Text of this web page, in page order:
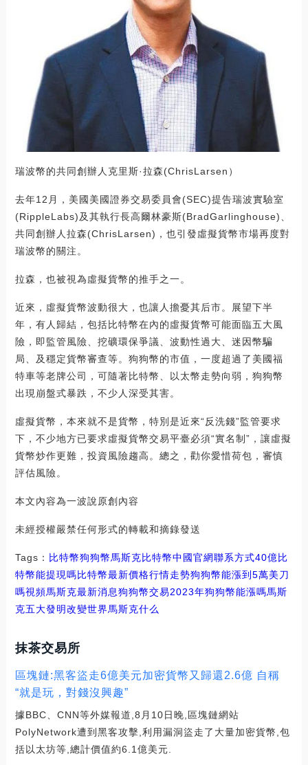
瑞波幣的共同創辦人克里斯·拉森(ChrisLarsen）
去年12月，美國美國證券交易委員會(SEC)提告瑞波實驗室
(RippleLabs)及其執行長高爾林豪斯(BradGarlinghouse)、
共同創辦人拉森(ChrisLarsen)，也引發虛擬貨幣市場再度對
瑞波幣的關注。
拉森，也被視為虛擬貨幣的推手之一。
近來，虛擬貨幣波動很大，也讓人擔憂其后市。展望下半
年，有人歸結，包括比特幣在內的虛擬貨幣可能面臨五大風
險，即監管風險、挖礦環保爭議、波動性過大、迷因幣騙
局、及穩定貨幣審查等。狗狗幣的市值，一度超過了美國福
特車等老牌公司，可隨著比特幣、以太幣走勢向弱，狗狗幣
出現崩盤式暴跌，不少人深受其害。
虛擬貨幣，本來就不是貨幣，特別是近來“反洗錢”監管要求
下，不少地方已要求虛擬貨幣交易平臺必須“實名制”，讓虛擬
貨幣炒作更難，投資風險趨高。總之，勸你愛惜荷包，審慎
評估風險。
本文內容為一波說原創內容
未經授權嚴禁任何形式的轉載和摘錄發送
Tags： 比特幣狗狗幣馬斯克比特幣中國官網聯系方式40億比
特幣能提現嗎比特幣最新價格行情走勢狗狗幣能漲到5萬美刀
嗎視頻馬斯克最新消息狗狗幣交易2023年狗狗幣能漲嗎馬斯
克五大發明改變世界馬斯克什么
抹茶交易所
區塊鏈:黑客盜走6億美元加密貨幣又歸還2.6億 自稱
“就是玩，對錢沒興趣”
據BBC、CNN等外媒報道,8月10日晚,區塊鏈網站
PolyNetwork遭到黑客攻擊,利用漏洞盜走了大量加密貨幣,包
括以太坊等,總計價值約6.1億美元.